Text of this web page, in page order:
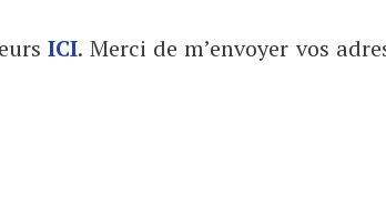
ICI. Merci de m’envoyer vos